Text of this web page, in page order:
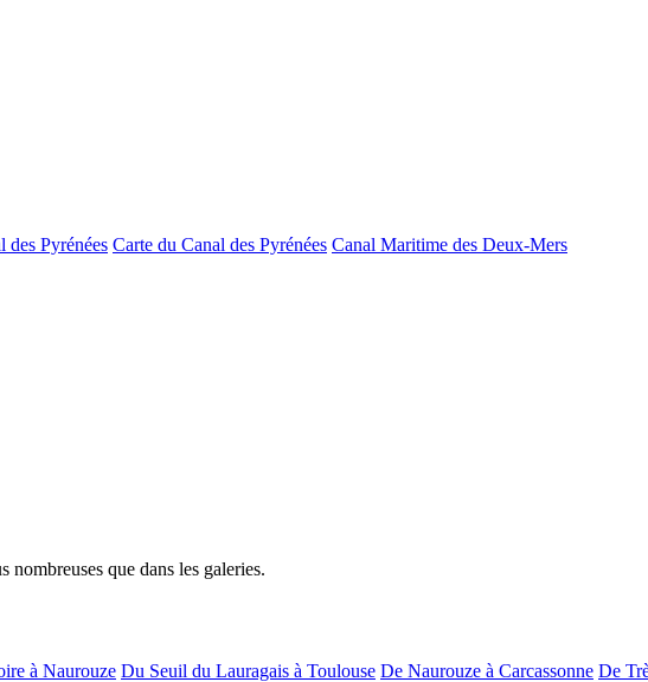
des Pyrénées Carte du Canal des Pyrénées Canal Maritime des Deux-Mers
nombreuses que dans les galeries.
à Naurouze Du Seuil du Lauragais à Toulouse De Naurouze à Carcassonne De